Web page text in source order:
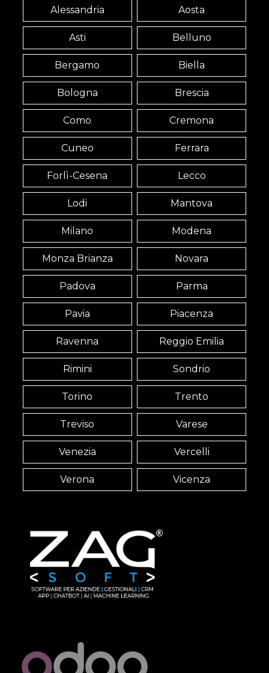
Alessandria
Aosta
Asti Belluno
Bergamo Biella
Bologna Brescia
Como Cremona
Cuneo Ferrara
Forlì-Cesena Lecco
Lodi Mantova
Milano Modena
Monza Brianza Novara
Padova Parma
Pavia Piacenza
Ravenna Reggio Emilia
Rimini Sondrio
Torino Trento
Treviso Varese
Venezia Vercelli
Verona Vicenza